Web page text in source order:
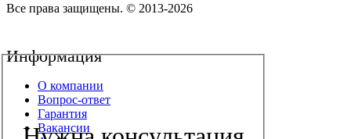
Все права защищены. © 2013-2026
Информация
О компании
Вопрос-ответ
Гарантия
Вакансии